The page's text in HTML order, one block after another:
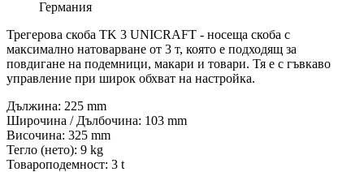
Германия
Трегерова скоба TK 3 UNICRAFT - носеща скоба с
максимално натоварване от 3 т, която е подходящ за
повдигане на подемници, макари и товари. Тя е с гъвкаво
управление при широк обхват на настройка.
Дължина: 225 mm
Широчина / Дълбочина: 103 mm
Височина: 325 mm
Тегло (нето): 9 kg
Товароподемност: 3 t